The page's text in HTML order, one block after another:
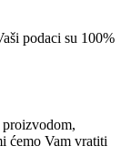
podaci su 100%
ćemo Vam vratiti